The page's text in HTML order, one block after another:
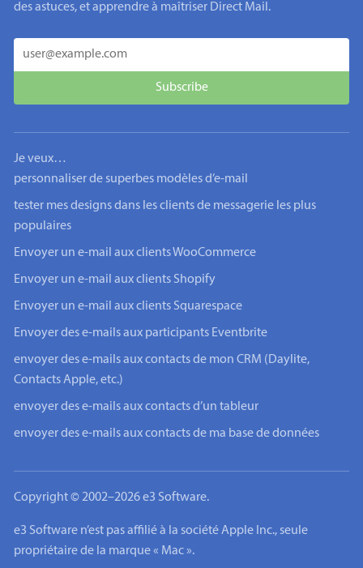
des astuces, et apprendre à maîtriser Direct Mail.
Je veux…
personnaliser de superbes modèles d’e-mail
tester mes designs dans les clients de messagerie les plus
populaires
Envoyer un e-mail aux clients WooCommerce
Envoyer un e-mail aux clients Shopify
Envoyer un e-mail aux clients Squarespace
Envoyer des e-mails aux participants Eventbrite
envoyer des e-mails aux contacts de mon CRM (Daylite,
Contacts Apple, etc.)
envoyer des e-mails aux contacts d’un tableur
envoyer des e-mails aux contacts de ma base de données
Copyright © 2002–2026 e3 Software.
e3 Software n’est pas affilié à la société Apple Inc., seule
propriétaire de la marque « Mac ».